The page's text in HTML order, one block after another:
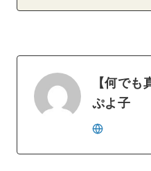
【何でも
ぷよ子